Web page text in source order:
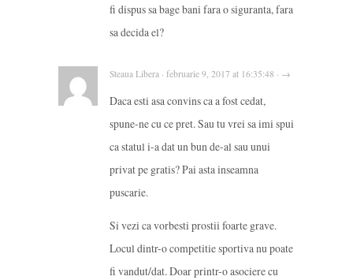
fi dispus sa bage bani fara o siguranta, fara
sa decida el?
Steaua Libera · februarie 9, 2017 at 16:35:48 · →
Daca esti asa convins ca a fost cedat,
spune-ne cu ce pret. Sau tu vrei sa imi spui
ca statul i-a dat un bun de-al sau unui
privat pe gratis? Pai asta inseamna
puscarie.
Si vezi ca vorbesti prostii foarte grave.
Locul dintr-o competitie sportiva nu poate
fi vandut/dat. Doar printr-o asociere cu